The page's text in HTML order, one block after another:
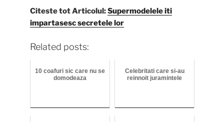
Citeste tot Articolul:Supermodelele iti
impartasesc secretele lor
Related posts:
10 coafuri sic care nu se
domodeaza
Celebritati care si-au
reinnoit juramintele